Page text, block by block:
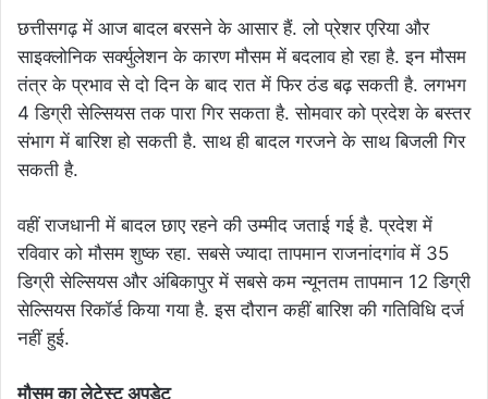
छत्तीसगढ़ में आज बादल बरसने के आसार हैं. लो प्रेशर एरिया और
साइक्लोनिक सर्क्युलेशन के कारण मौसम में बदलाव हो रहा है. इन मौसम
तंत्र के प्रभाव से दो दिन के बाद रात में फिर ठंड बढ़ सकती है. लगभग
4 डिग्री सेल्सियस तक पारा गिर सकता है. सोमवार को प्रदेश के बस्तर
संभाग में बारिश हो सकती है. साथ ही बादल गरजने के साथ बिजली गिर
सकती है.
वहीं राजधानी में बादल छाए रहने की उम्मीद जताई गई है. प्रदेश में
रविवार को मौसम शुष्क रहा. सबसे ज्यादा तापमान राजनांदगांव में 35
डिग्री सेल्सियस और अंबिकापुर में सबसे कम न्यूनतम तापमान 12 डिग्री
सेल्सियस रिकॉर्ड किया गया है. इस दौरान कहीं बारिश की गतिविधि दर्ज
नहीं हुई.
मौसम का लेटेस्ट अपडेट